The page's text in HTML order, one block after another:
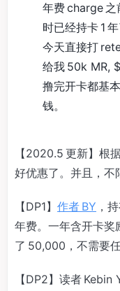
年费 charge
时已经持卡 1
今天直接打
给我 50k MR,
撸完开卡都基
钱。
【2020.5 更新】根
好优惠了。并且，不
【DP1】 作者 BY ，
年费。一年含开卡奖
了 50,000，不需要任
【DP2】读者